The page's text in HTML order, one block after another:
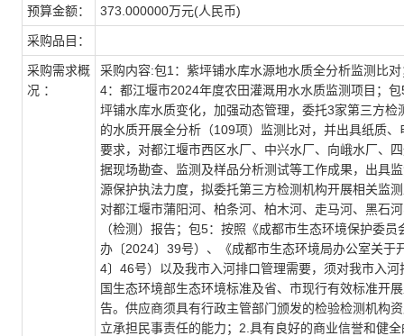
预算金额： 373.000000万元(人民币)
采购品目：
采购需求概
况 ：
采购内容:包1：紫坪铺水库水源地水质全分析监测比
4：都江堰市2024年度农田灌溉用水水质监测项目；
坪铺水库水质变化，加强动态管理，委托3家第三方
的水质开展全分析（109项）监测比对，并出具纸质
要求，对都江堰市西区水厂、中兴水厂、向峨水厂、
据现场勘查、监测及样品分析测试等工作成果，出具
源保护执法力度，拟委托第三方检测机构开展相关监
对都江堰市蒲阳河、柏条河、柏木河、走马河、黑石
（检测）报告；包5：按照《成都市生态环境保护委
办〔2024〕39号）、《成都市生态环境局办公室关
4〕46号）以及我市入河排口管理需要，须对我市入
国生态环境部生态环境标准及省、市现行有效标准开
告。供应商须具有行政主管部门颁发的检验检测机构
立承担民事责任的能力；2.具有良好的商业信誉和健